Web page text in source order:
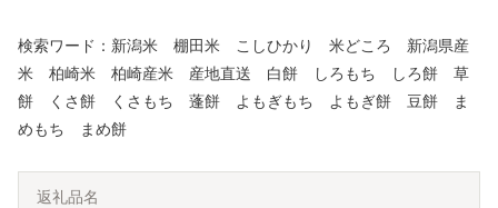
検索ワード：新潟米 棚田米 こしひかり 米どころ 新潟県産
米 柏崎米 柏崎産米 産地直送 白餅 しろもち しろ餅 草
餅 くさ餅 くさもち 蓬餅 よもぎもち よもぎ餅 豆餅 ま
めもち まめ餅
返礼品名